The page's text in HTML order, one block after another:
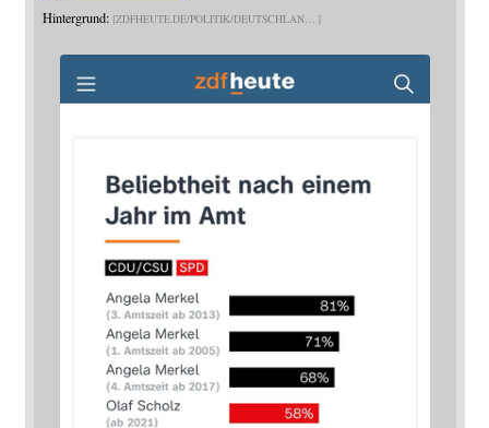
Hintergrund: ZDFHEUTE.DE/POLITIK/DEUTSCHLAN